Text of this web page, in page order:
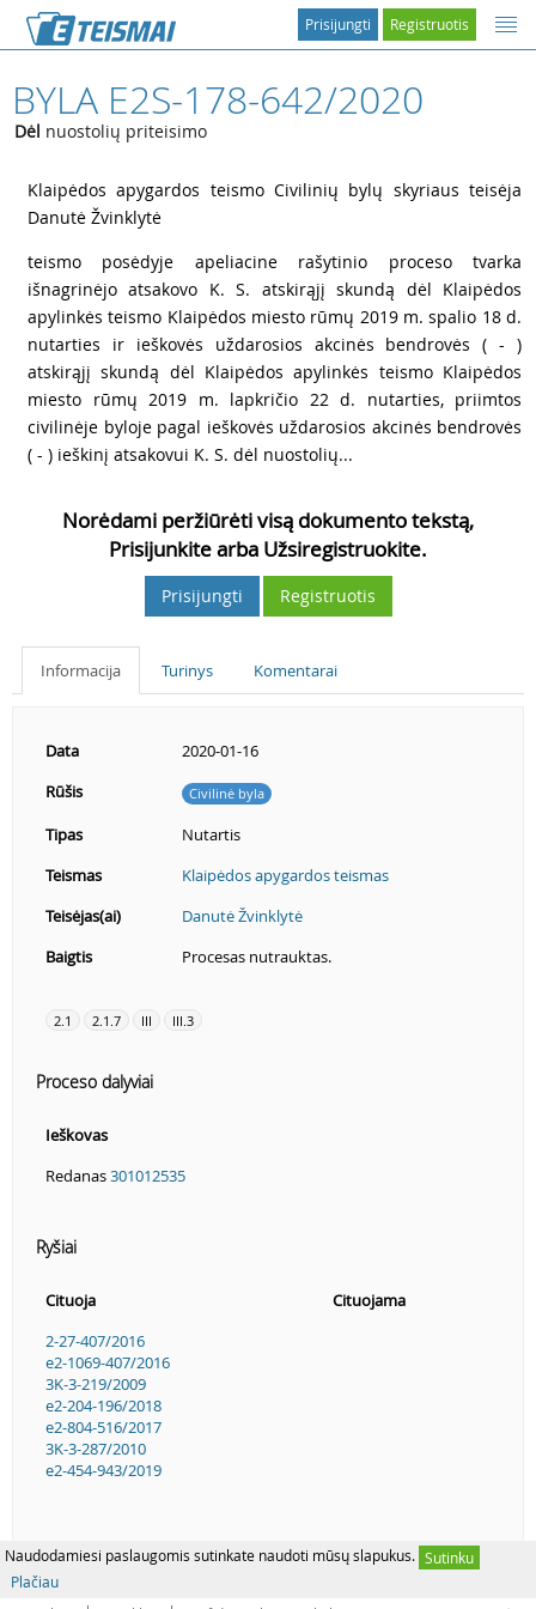
Naudodamiesi paslaugomis sutinkate naudoti mūsų slapukus. Sutinku
Plačiau
Registruotis
Prisijungti
BYLA E2S-178-642/2020
Dėl nuostolių priteisimo
Klaipėdos apygardos teismo Civilinių bylų skyriaus teisėja
Danutė Žvinklytė
teismo posėdyje apeliacine rašytinio proceso tvarka
išnagrinėjo atsakovo K. S. atskirąjį skundą dėl Klaipėdos
apylinkės teismo Klaipėdos miesto rūmų 2019 m. spalio 18 d.
nutarties ir ieškovės uždarosios akcinės bendrovės ( - )
atskirąjį skundą dėl Klaipėdos apylinkės teismo Klaipėdos
miesto rūmų 2019 m. lapkričio 22 d. nutarties, priimtos
civilinėje byloje pagal ieškovės uždarosios akcinės bendrovės
( - ) ieškinį atsakovui K. S. dėl nuostolių...
Norėdami peržiūrėti visą dokumento tekstą,
Prisijunkite arba Užsiregistruokite.
Prisijungti Registruotis
Informacija Turinys Komentarai
Data
2020-01-16
Rūšis
Civilinė byla
Tipas
Nutartis
Teismas
Klaipėdos apygardos teismas
Teisėjas(ai)
Danutė Žvinklytė
Baigtis
Procesas nutrauktas.
2.1 2.1.7 III III.3
Proceso dalyviai
Ieškovas
Redanas301012535
Ryšiai
Cituoja
Cituojama
2-27-407/2016
e2-1069-407/2016
3K-3-219/2009
e2-204-196/2018
e2-804-516/2017
3K-3-287/2010
e2-454-943/2019